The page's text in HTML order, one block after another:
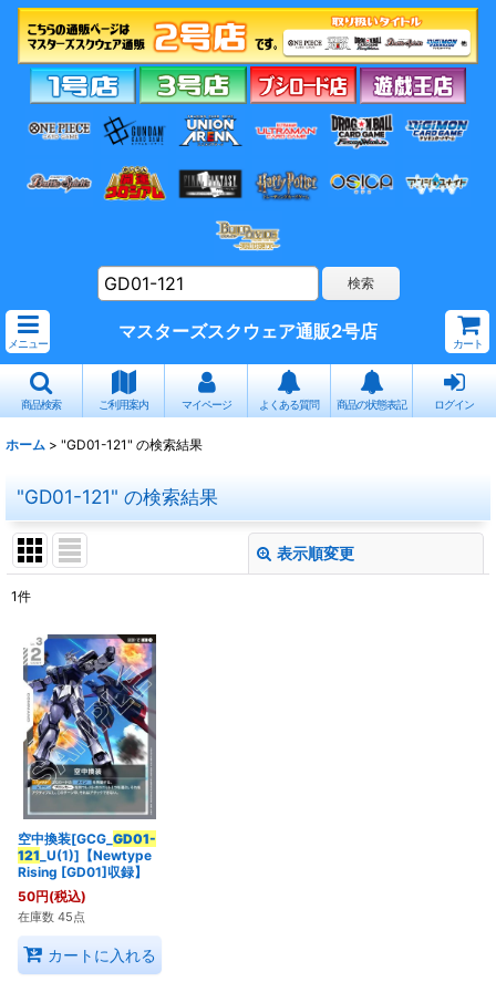
メニュー
マスターズスクウェア通販2号店
カート
商品検索 ご利用案内 マイページ よくある質問 商品の状態表記 ログイン
ホーム > "GD01-121" の検索結果
"GD01-121" の検索結果
表示順変更
表示数:
在庫あり
並び順:
1件
空中換装[GCG_ GD01-
121 _U(1)]【Newtype
Rising [GD01]収録】
50円(税込)
在庫数 45点
カートに入れる